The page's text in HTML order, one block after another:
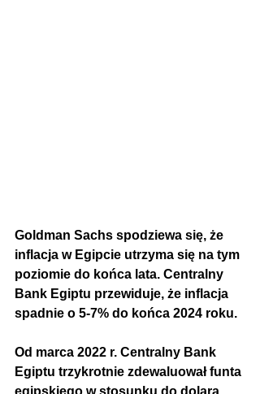
Goldman Sachs spodziewa się, że
inflacja w Egipcie utrzyma się na tym
poziomie do końca lata. Centralny
Bank Egiptu przewiduje, że inflacja
spadnie o 5-7% do końca 2024 roku.
Od marca 2022 r. Centralny Bank
Egiptu trzykrotnie zdewaluował funta
egipskiego w stosunku do dolara